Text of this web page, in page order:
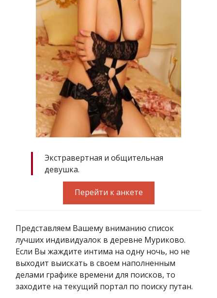
Экстравертная и общительная
девушка.
Перейти к анкете
Представляем Вашему вниманию список
лучших индивидуалок в деревне Муриково.
Если Вы жаждите интима на одну ночь, но не
выходит выискать в своем наполненным
делами графике времени для поисков, то
заходите на текущий портал по поиску путан.